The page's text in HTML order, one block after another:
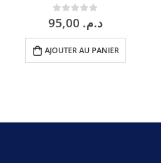
0sur 5د.م.
AJOUTER AU PANIER